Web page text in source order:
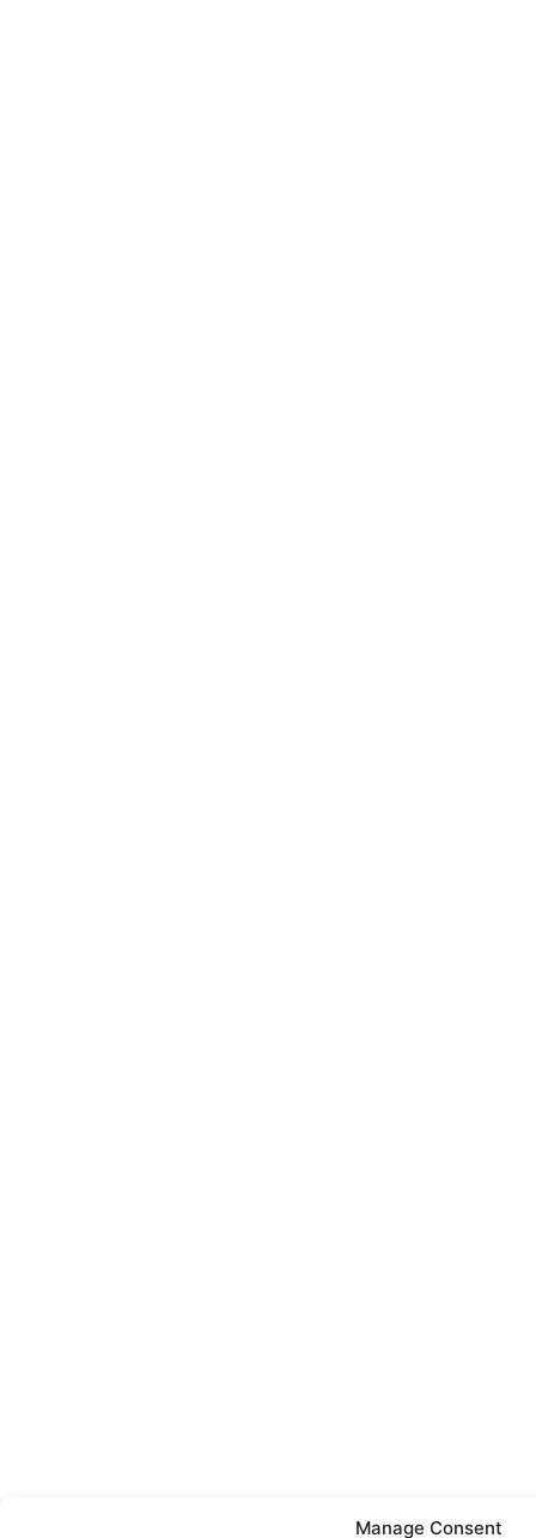
Manage Consent